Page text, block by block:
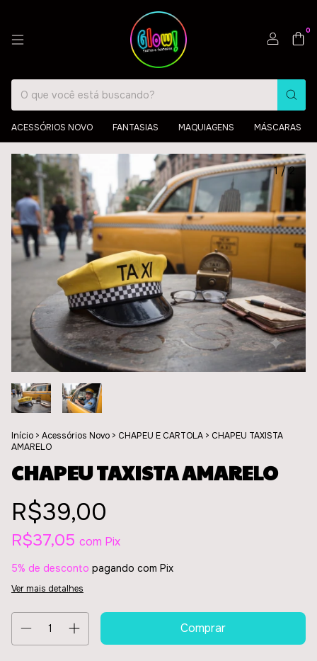
0
ACESSÓRIOS NOVO FANTASIAS MAQUIAGENS MÁSCARAS
1/2
Início > Acessórios Novo > CHAPEU E CARTOLA > CHAPEU TAXISTA
AMARELO
CHAPEU TAXISTA AMARELO
R$39,00
R$37,05 com Pix
5% de desconto pagando com Pix
Ver mais detalhes